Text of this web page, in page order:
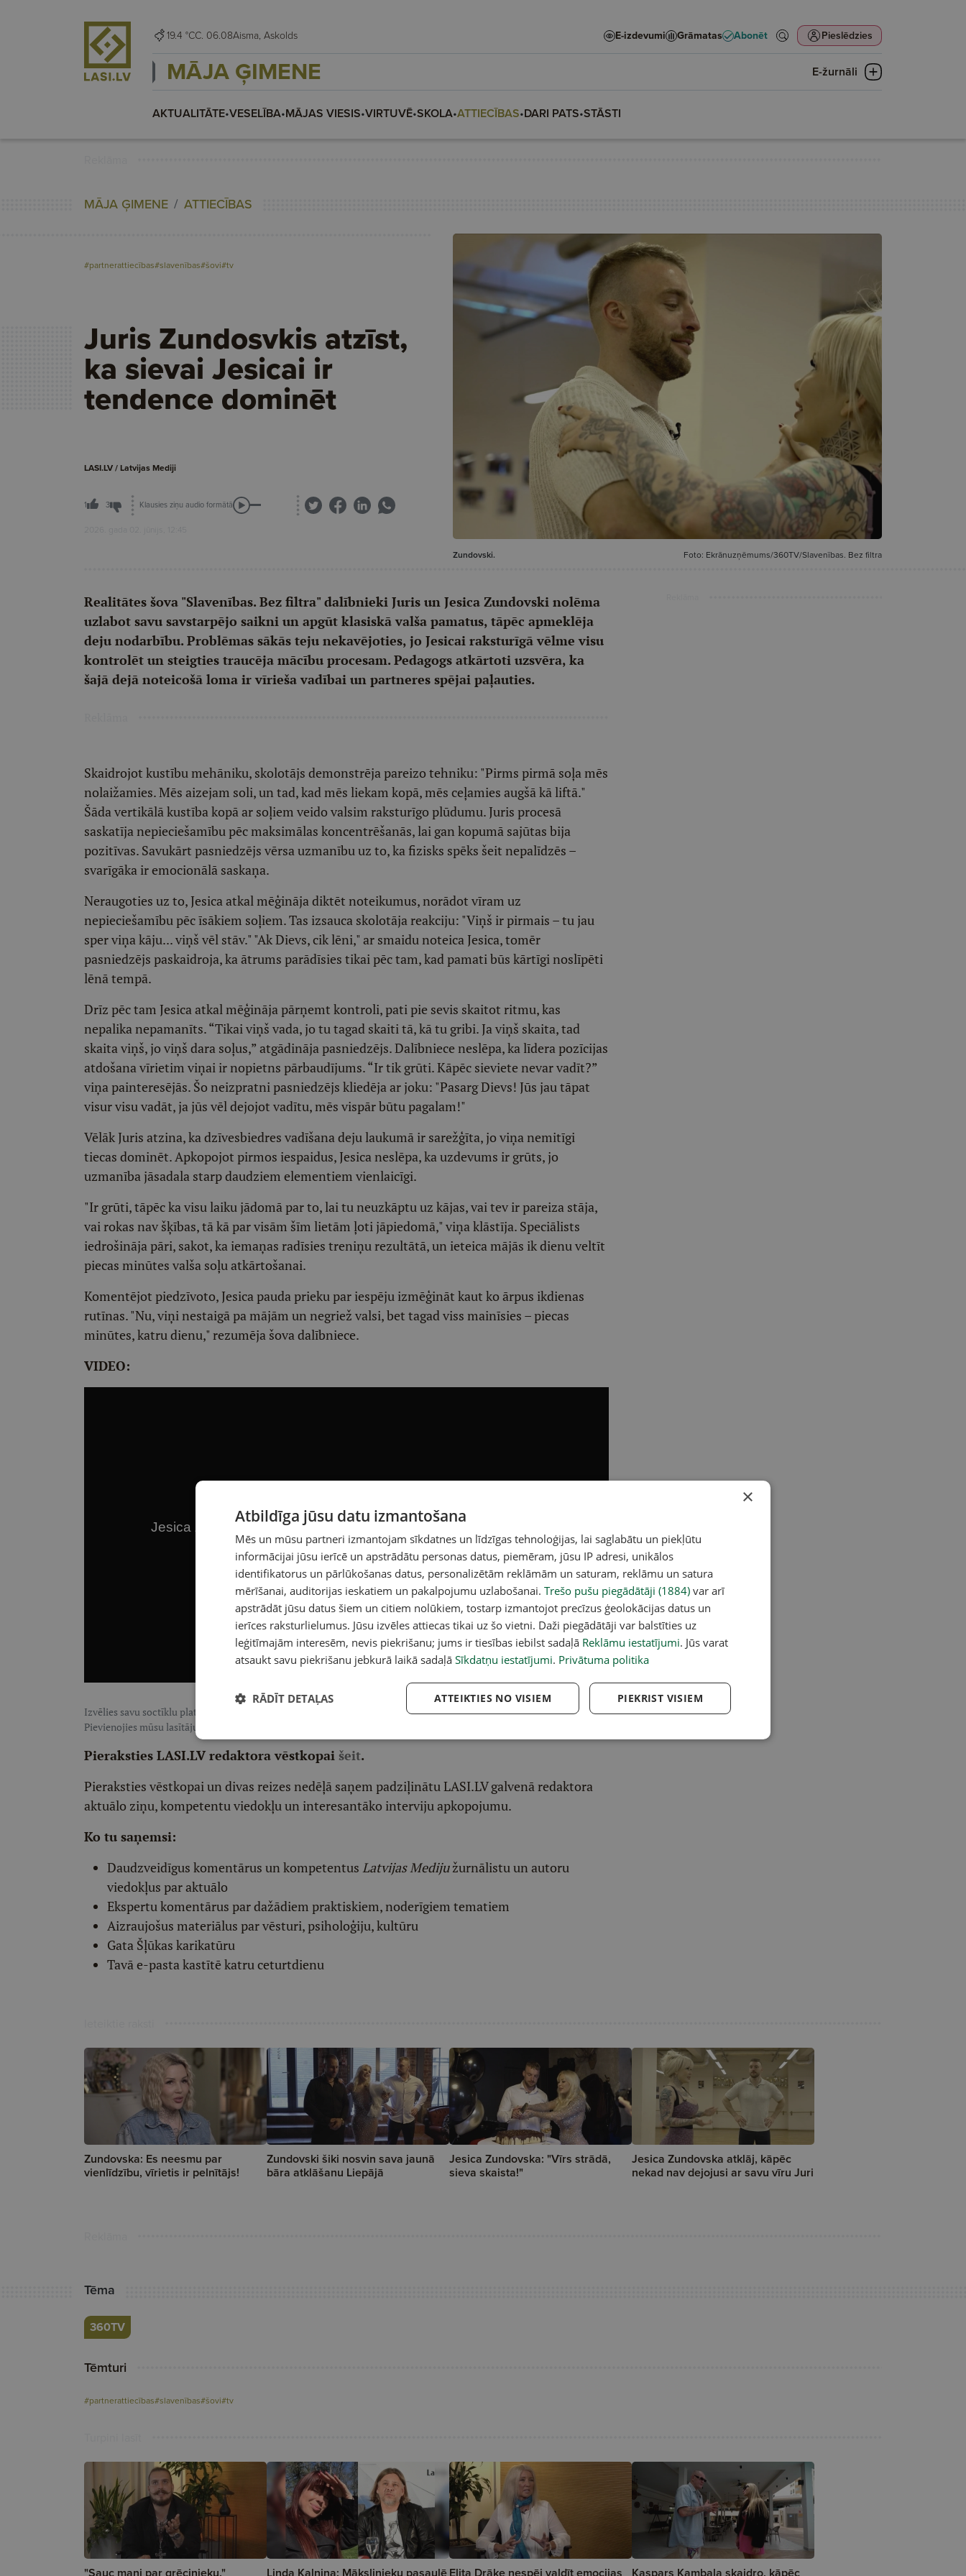
19.4 °CC. 06.08 Aisma, Askolds E-izdevumi Grāmatas Abonēt Pieslēdzies
MĀJA ĢIMENE E-žurnāli
AKTUALITĀTE•VESELĪBA•MĀJAS VIESIS•VIRTUVĒ•SKOLA•ATTIECĪBAS•DARI PATS•STĀSTI
MĀJA ĢIMENE ATTIECĪBAS
#partnerattiecības#slavenības#šovi#tv
Juris Zundosvkis atzīst,
ka sievai Jesicai ir
tendence dominēt
LASI.LV / Latvijas Mediji
1 3 Klausies ziņu audio formātā
2026. gada 02. jūnijs, 12:45
Zundovski.
Foto: Ekrānuzņēmums/360TV/Slavenības. Bez filtra
Realitātes šova "Slavenības. Bez filtra" dalībnieki Juris un Jesica Zundovski nolēma
uzlabot savu savstarpējo saikni un apgūt klasiskā valša pamatus, tāpēc apmeklēja
deju nodarbību. Problēmas sākās teju nekavējoties, jo Jesicai raksturīgā vēlme visu
kontrolēt un steigties traucēja mācību procesam. Pedagogs atkārtoti uzsvēra, ka
šajā dejā noteicošā loma ir vīrieša vadībai un partneres spējai paļauties.
Skaidrojot kustību mehāniku, skolotājs demonstrēja pareizo tehniku: "Pirms pirmā soļa mēs
nolaižamies. Mēs aizejam soli, un tad, kad mēs liekam kopā, mēs ceļamies augšā kā liftā."
Šāda vertikālā kustība kopā ar soļiem veido valsim raksturīgo plūdumu. Juris procesā
saskatīja nepieciešamību pēc maksimālas koncentrēšanās, lai gan kopumā sajūtas bija
pozitīvas. Savukārt pasniedzējs vērsa uzmanību uz to, ka fizisks spēks šeit nepalīdzēs –
svarīgāka ir emocionālā saskaņa.
Neraugoties uz to, Jesica atkal mēģināja diktēt noteikumus, norādot vīram uz
nepieciešamību pēc īsākiem soļiem. Tas izsauca skolotāja reakciju: "Viņš ir pirmais – tu jau
sper viņa kāju... viņš vēl stāv." "Ak Dievs, cik lēni," ar smaidu noteica Jesica, tomēr
pasniedzējs paskaidroja, ka ātrums parādīsies tikai pēc tam, kad pamati būs kārtīgi noslīpēti
lēnā tempā.
Drīz pēc tam Jesica atkal mēģināja pārņemt kontroli, pati pie sevis skaitot ritmu, kas
nepalika nepamanīts. “Tikai viņš vada, jo tu tagad skaiti tā, kā tu gribi. Ja viņš skaita, tad
skaita viņš, jo viņš dara soļus,” atgādināja pasniedzējs. Dalībniece neslēpa, ka līdera pozīcijas
atdošana vīrietim viņai ir nopietns pārbaudījums. “Ir tik grūti. Kāpēc sieviete nevar vadīt?”
viņa painteresējās. Šo neizpratni pasniedzējs kliedēja ar joku: "Pasarg Dievs! Jūs jau tāpat
visur visu vadāt, ja jūs vēl dejojot vadītu, mēs vispār būtu pagalam!"
Vēlāk Juris atzina, ka dzīvesbiedres vadīšana deju laukumā ir sarežģīta, jo viņa nemitīgi
tiecas dominēt. Apkopojot pirmos iespaidus, Jesica neslēpa, ka uzdevums ir grūts, jo
uzmanība jāsadala starp daudziem elementiem vienlaicīgi.
"Ir grūti, tāpēc ka visu laiku jādomā par to, lai tu neuzkāptu uz kājas, vai tev ir pareiza stāja,
vai rokas nav šķības, tā kā par visām šīm lietām ļoti jāpiedomā," viņa klāstīja. Speciālists
iedrošināja pāri, sakot, ka iemaņas radīsies treniņu rezultātā, un ieteica mājās ik dienu veltīt
piecas minūtes valša soļu atkārtošanai.
Komentējot piedzīvoto, Jesica pauda prieku par iespēju izmēģināt kaut ko ārpus ikdienas
rutīnas. "Nu, viņi nestaigā pa mājām un negriež valsi, bet tagad viss mainīsies – piecas
minūtes, katru dienu," rezumēja šova dalībniece.
VIDEO:
Izvēlies savu soctīklu platformu, lai sekotu LASI.LV: Bluesky,Draugiem,Threadsvai arīInstagram.
Pievienojies mūsu lasītāju pulkam, lai saņemtu īpaši tev atlasītu noderīgu, praktisku un aktuālu saturu.
Pieraksties LASI.LV redaktora vēstkopai šeit.
Pieraksties vēstkopai un divas reizes nedēļā saņem padziļinātu LASI.LV galvenā redaktora
aktuālo ziņu, kompetentu viedokļu un interesantāko interviju apkopojumu.
Ko tu saņemsi:
Daudzveidīgus komentārus un kompetentus Latvijas Medijužurnālistu un autoru
viedokļus par aktuālo
Ekspertu komentārus par dažādiem praktiskiem, noderīgiem tematiem
Aizraujošus materiālus par vēsturi, psiholoģiju, kultūru
Gata Šļūkas karikatūru
Tavā e-pasta kastītē katru ceturtdienu
Zundovska: Es neesmu par
vienlīdzību, vīrietis ir pelnītājs!
Zundovski šiki nosvin sava jaunā
bāra atklāšanu Liepājā
Jesica Zundovska: "Vīrs strādā,
sieva skaista!"
Jesica Zundovska atklāj, kāpēc
nekad nav dejojusi ar savu vīru Juri
Tēma
360TV
Tēmturi
#partnerattiecības#slavenības#šovi#tv
"Sauc mani par grēcinieku." Linda Kalniņa: Mākslinieku pasaulēElita Drāke nespēj valdīt emocijas Kaspars Kambala skaidro, kāpēc
×
Atbildīga jūsu datu izmantošana
Mēs un mūsu partneri izmantojam sīkdatnes un līdzīgas tehnoloģijas, lai saglabātu un piekļūtu
informācijai jūsu ierīcē un apstrādātu personas datus, piemēram, jūsu IP adresi, unikālos
identifikatorus un pārlūkošanas datus, personalizētām reklāmām un saturam, reklāmu un satura
mērīšanai, auditorijas ieskatiem un pakalpojumu uzlabošanai. Trešo pušu piegādātāji (1884) var arī
apstrādāt jūsu datus šiem un citiem nolūkiem, tostarp izmantojot precīzus ģeolokācijas datus un
ierīces raksturlielumus. Jūsu izvēles attiecas tikai uz šo vietni. Daži piegādātāji var balstīties uz
leģitīmajām interesēm, nevis piekrišanu; jums ir tiesības iebilst sadaļā Reklāmu iestatījumi. Jūs varat
atsaukt savu piekrišanu jebkurā laikā sadaļā Sīkdatņu iestatījumi. Privātuma politika
PIEKRIST VISIEM
ATTEIKTIES NO VISIEM
RĀDĪT DETAĻAS